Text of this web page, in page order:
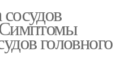
Симптомы
головного